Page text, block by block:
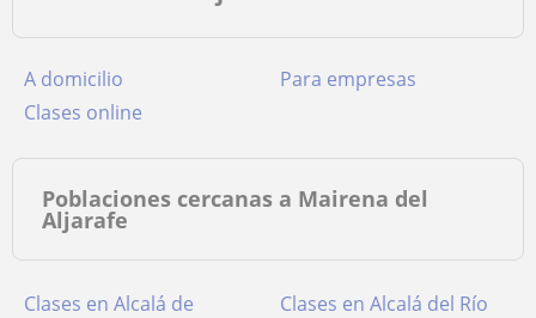
a domicilio
para empresas
clases online
Poblaciones cercanas a Mairena del
Aljarafe
Clases en Alcalá de
Clases en Alcalá del Río